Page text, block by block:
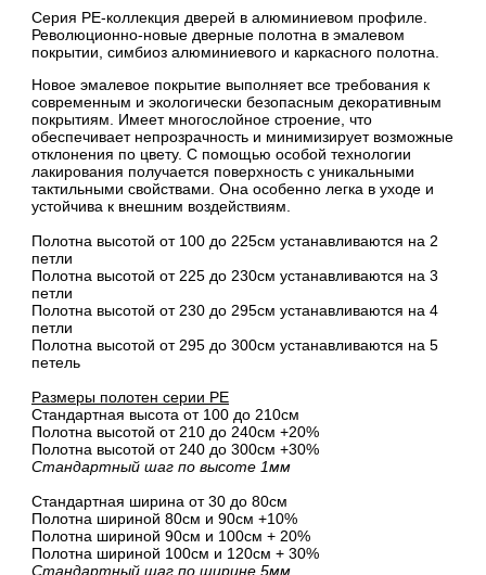
Серия PE-коллекция дверей в алюминиевом профиле.
Революционно-новые дверные полотна в эмалевом
покрытии, симбиоз алюминиевого и каркасного полотна.
Новое эмалевое покрытие выполняет все требования к
современным и экологически безопасным декоративным
покрытиям. Имеет многослойное строение, что
обеспечивает непрозрачность и минимизирует возможные
отклонения по цвету. С помощью особой технологии
лакирования получается поверхность с уникальными
тактильными свойствами. Она особенно легка в уходе и
устойчива к внешним воздействиям.
Полотна высотой от 100 до 225см устанавливаются на 2
петли
Полотна высотой от 225 до 230см устанавливаются на 3
петли
Полотна высотой от 230 до 295см устанавливаются на 4
петли
Полотна высотой от 295 до 300см устанавливаются на 5
петель
Размеры полотен серии PE
Стандартная высота от 100 до 210см
Полотна высотой от 210 до 240см +20%
Полотна высотой от 240 до 300см +30%
Стандартный шаг по высоте 1мм
Стандартная ширина от 30 до 80см
Полотна шириной 80cм и 90cм +10%
Полотна шириной 90см и 100см + 20%
Полотна шириной 100см и 120см + 30%
Стандартный шаг по ширине 5мм